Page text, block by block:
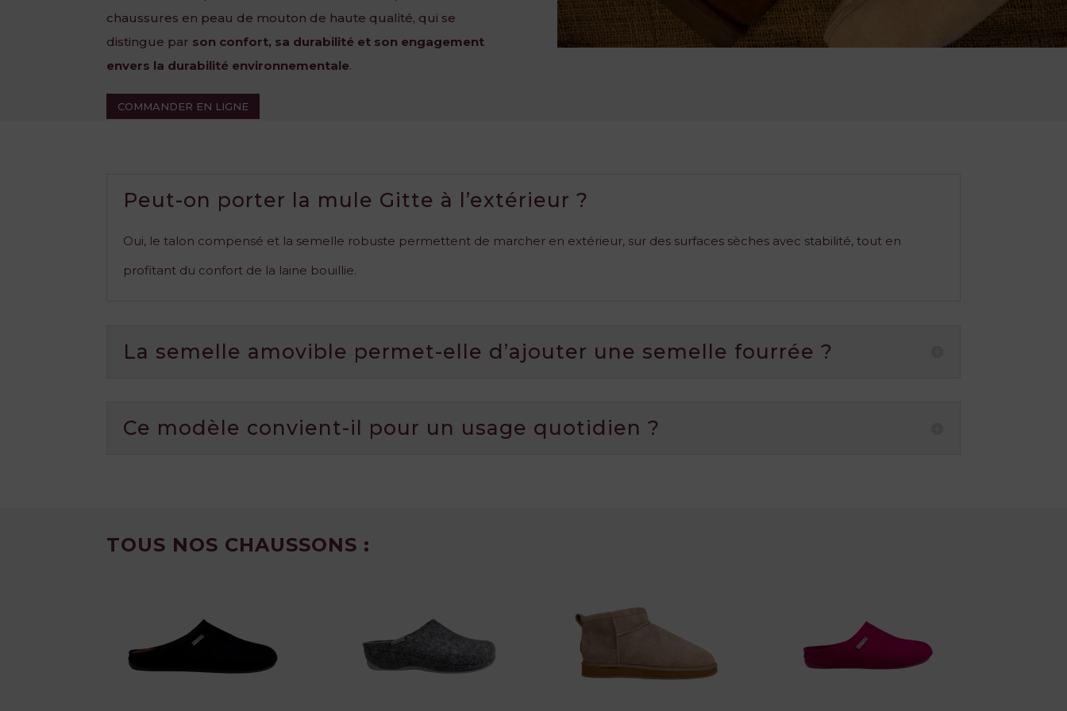
chaussures en peau de mouton de haute qualité, qui se
distingue par son confort, sa durabilité et son engagement
envers la durabilité environnementale.
COMMANDER EN LIGNE
Peut-on porter la mule Gitte à l’extérieur ?
Oui, le talon compensé et la semelle robuste permettent de marcher en extérieur, sur des surfaces sèches avec stabilité, tout en
profitant du confort de la laine bouillie.
La semelle amovible permet-elle d’ajouter une semelle fourrée ?
Ce modèle convient-il pour un usage quotidien ?
TOUS NOS CHAUSSONS :